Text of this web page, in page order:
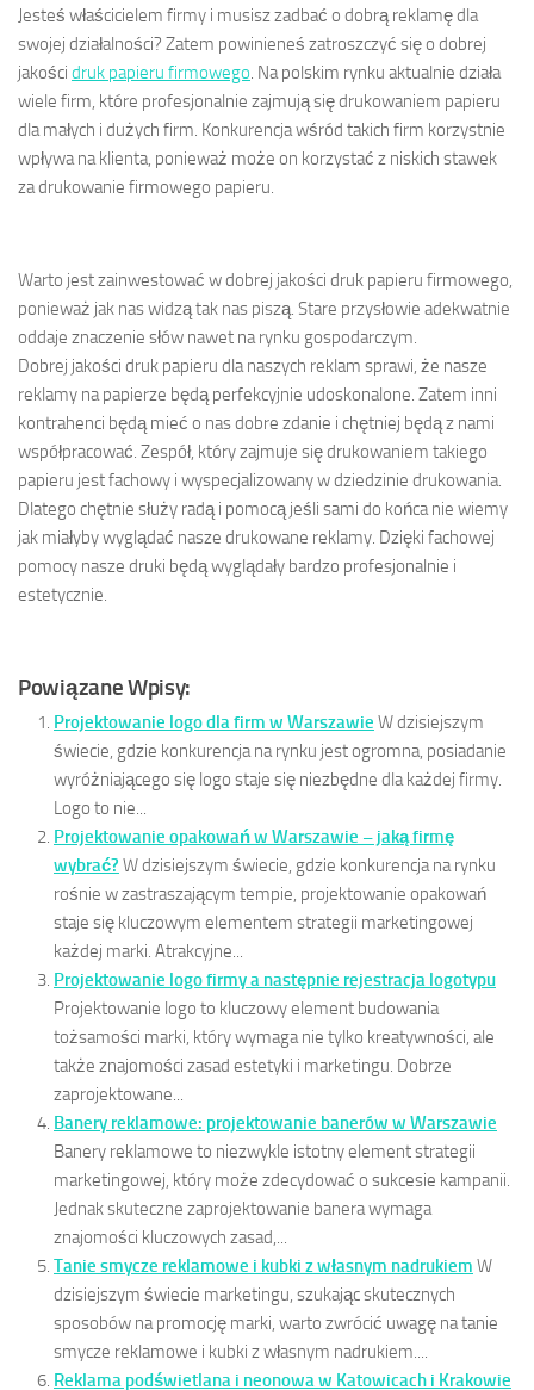
Jesteś właścicielem firmy i musisz zadbać o dobrą reklamę dla
swojej działalności? Zatem powinieneś zatroszczyć się o dobrej
jakości druk papieru firmowego. Na polskim rynku aktualnie działa
wiele firm, które profesjonalnie zajmują się drukowaniem papieru
dla małych i dużych firm. Konkurencja wśród takich firm korzystnie
wpływa na klienta, ponieważ może on korzystać z niskich stawek
za drukowanie firmowego papieru.
Warto jest zainwestować w dobrej jakości druk papieru firmowego,
ponieważ jak nas widzą tak nas piszą. Stare przysłowie adekwatnie
oddaje znaczenie słów nawet na rynku gospodarczym.
Dobrej jakości druk papieru dla naszych reklam sprawi, że nasze
reklamy na papierze będą perfekcyjnie udoskonalone. Zatem inni
kontrahenci będą mieć o nas dobre zdanie i chętniej będą z nami
współpracować. Zespół, który zajmuje się drukowaniem takiego
papieru jest fachowy i wyspecjalizowany w dziedzinie drukowania.
Dlatego chętnie służy radą i pomocą jeśli sami do końca nie wiemy
jak miałyby wyglądać nasze drukowane reklamy. Dzięki fachowej
pomocy nasze druki będą wyglądały bardzo profesjonalnie i
estetycznie.
Powiązane Wpisy:
Projektowanie logo dla firm w Warszawie W dzisiejszym
świecie, gdzie konkurencja na rynku jest ogromna, posiadanie
wyróżniającego się logo staje się niezbędne dla każdej firmy.
Logo to nie...
Projektowanie opakowań w Warszawie – jaką firmę
wybrać? W dzisiejszym świecie, gdzie konkurencja na rynku
rośnie w zastraszającym tempie, projektowanie opakowań
staje się kluczowym elementem strategii marketingowej
każdej marki. Atrakcyjne...
Projektowanie logo firmy a następnie rejestracja logotypu
Projektowanie logo to kluczowy element budowania
tożsamości marki, który wymaga nie tylko kreatywności, ale
także znajomości zasad estetyki i marketingu. Dobrze
zaprojektowane...
Banery reklamowe: projektowanie banerów w Warszawie
Banery reklamowe to niezwykle istotny element strategii
marketingowej, który może zdecydować o sukcesie kampanii.
Jednak skuteczne zaprojektowanie banera wymaga
znajomości kluczowych zasad,...
Tanie smycze reklamowe i kubki z własnym nadrukiem W
dzisiejszym świecie marketingu, szukając skutecznych
sposobów na promocję marki, warto zwrócić uwagę na tanie
smycze reklamowe i kubki z własnym nadrukiem....
Reklama podświetlana i neonowa w Katowicach i Krakowie